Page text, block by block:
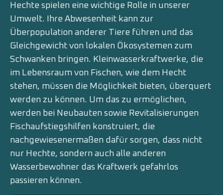
Hechte spielen eine wichtige Rolle in unserer
Umwelt. Ihre Abwesenheit kann zur
Überpopulation anderer Tiere führen und das
Gleichgewicht von lokalen Ökosystemen zum
Schwanken bringen. Kleinwasserkraftwerke, die
im Lebensraum von Fischen, wie dem Hecht
stehen, müssen die Möglichkeit bieten, überquert
werden zu können. Um das zu ermöglichen,
werden bei Neubauten sowie Revitalisierungen
Fischaufstiegshilfen konstruiert, die
nachgewiesenermaßen dafür sorgen, dass nicht
nur Hechte, sondern auch alle anderen
Wasserbewohner das Kraftwerk gefahrlos
passieren können.